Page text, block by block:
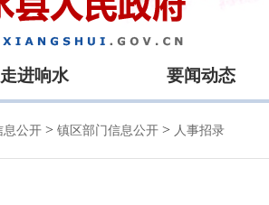
走进响水 要闻动态
息公开 > 镇区部门信息公开 > 人事招录